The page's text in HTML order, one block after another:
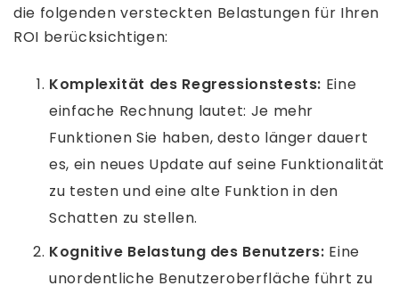
die folgenden versteckten Belastungen für Ihren
ROI berücksichtigen:
Komplexität des Regressionstests: Eine
einfache Rechnung lautet: Je mehr
Funktionen Sie haben, desto länger dauert
es, ein neues Update auf seine Funktionalität
zu testen und eine alte Funktion in den
Schatten zu stellen.
Kognitive Belastung des Benutzers: Eine
unordentliche Benutzeroberfläche führt zu